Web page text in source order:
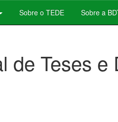
Sobre o TEDE Sobre a
de Teses e